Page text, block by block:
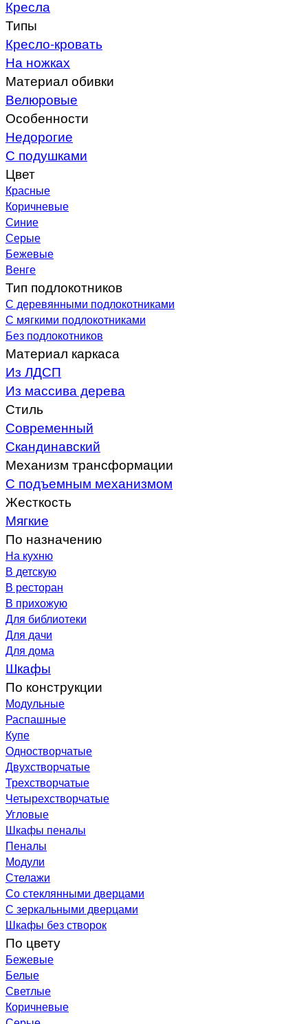
Кресла
Типы
Кресло-кровать
На ножках
Материал обивки
Велюровые
Особенности
Недорогие
С подушками
Цвет
Красные
Коричневые
Синие
Серые
Бежевые
Венге
Тип подлокотников
С деревянными подлокотниками
С мягкими подлокотниками
Без подлокотников
Материал каркаса
Из ЛДСП
Из массива дерева
Стиль
Современный
Скандинавский
Механизм трансформации
С подъемным механизмом
Жесткость
Мягкие
По назначению
На кухню
В детскую
В ресторан
В прихожую
Для библиотеки
Для дачи
Для дома
Шкафы
По конструкции
Модульные
Распашные
Купе
Одностворчатые
Двухстворчатые
Трехстворчатые
Четырехстворчатые
Угловые
Шкафы пеналы
Пеналы
Модули
Стелажи
Со стеклянными дверцами
С зеркальными дверцами
Шкафы без створок
По цвету
Бежевые
Белые
Светлые
Коричневые